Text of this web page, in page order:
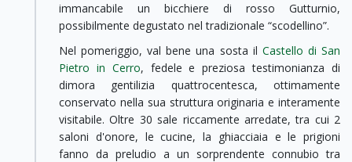
immancabile un bicchiere di rosso Gutturnio,
possibilmente degustato nel tradizionale “scodellino”.
Nel pomeriggio, val bene una sosta il Castello di San
Pietro in Cerro, fedele e preziosa testimonianza di
dimora gentilizia quattrocentesca, ottimamente
conservato nella sua struttura originaria e interamente
visitabile. Oltre 30 sale riccamente arredate, tra cui 2
saloni d'onore, le cucine, la ghiacciaia e le prigioni
fanno da preludio a un sorprendente connubio tra